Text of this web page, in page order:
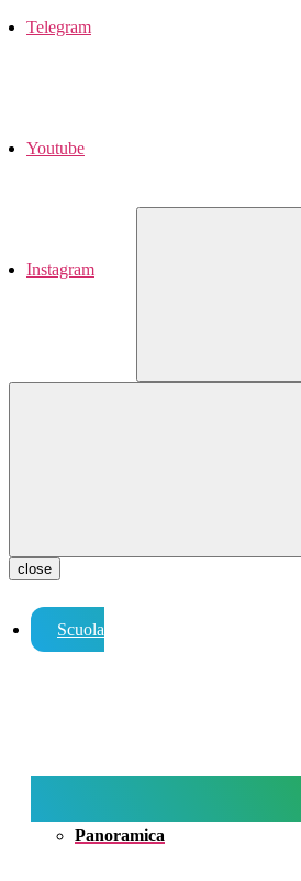
Telegram
Youtube
Instagram
close
Scuola
Panoramica